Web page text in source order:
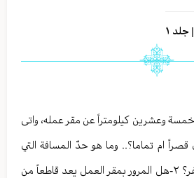
١
وعشرين كيلومتراً عن مقر عمله، واتى
ام تماما؟.. وما هو حدّ المسافة التي
يجب فيها القصر في السفر؟ ٢-هل المرور بمقر العمل يعد قاطعاً من